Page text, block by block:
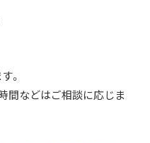
。
間などはご相談に応じま